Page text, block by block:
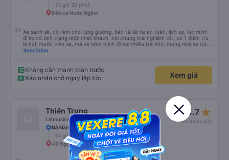
13 giờ 30 phút
Bến xe Nước Ngầm
Xe sạch sẽ, có rèm cho từng giường, bác tài lái xe an toàn, lịch sự, lúc mình
đi ko có tình trạng nhồi nhét khách, nói chung trải nghiệm tốt, có 1 điểm trừ
là hút thuốc trên xe, mà xe hôm mình đi hơi nhiều trẻ nhỏ, mong nhà xe rút
kinh nghiệm khi đọc đc bình luận này
Xem thêm
Không cần thanh toán trước
Xác nhận chỗ ngay lập tức
Xem giá
Thiên Trung
Limousine 34 giường
3.7 star_rate
(54 đánh giá)
Đà Nẵng
14 giờ 25 phút
49 Ngọc Hồi